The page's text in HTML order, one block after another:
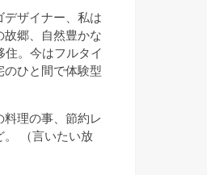
デザイナー、私は
故郷、自然豊かな
住。今はフルタイ
のひと間で体験型
料理の事、節約レ
。 （言いたい放